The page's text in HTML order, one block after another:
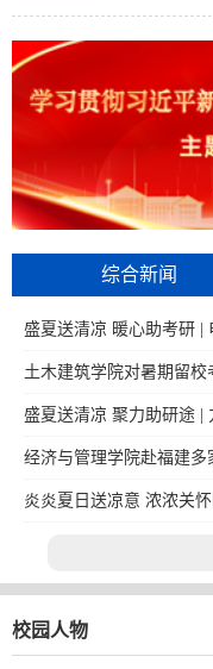
采，保障煤矿
赋能能源安全
亮主持开幕式
中...
综合新闻
土木建筑学院对暑期留校
经济与管理学院赴福建
校园人物